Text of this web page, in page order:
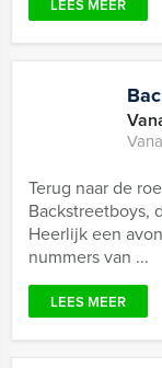
LEES MEER
Terug naar de
Backstreetboys,
Heerlijk een
nummers van ...
LEES MEER